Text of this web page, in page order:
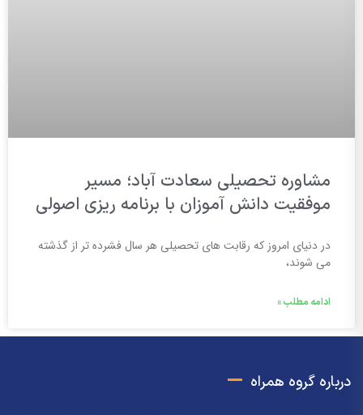
مشاوره تحصیلی سعادت آباد؛ مسیر
موفقیت دانش آموزان با برنامه ریزی اصولی
در دنیای امروز که رقابت های تحصیلی هر سال فشرده تر از گذشته
می شوند،
ادامه مطلب »
درباره گروه همراه